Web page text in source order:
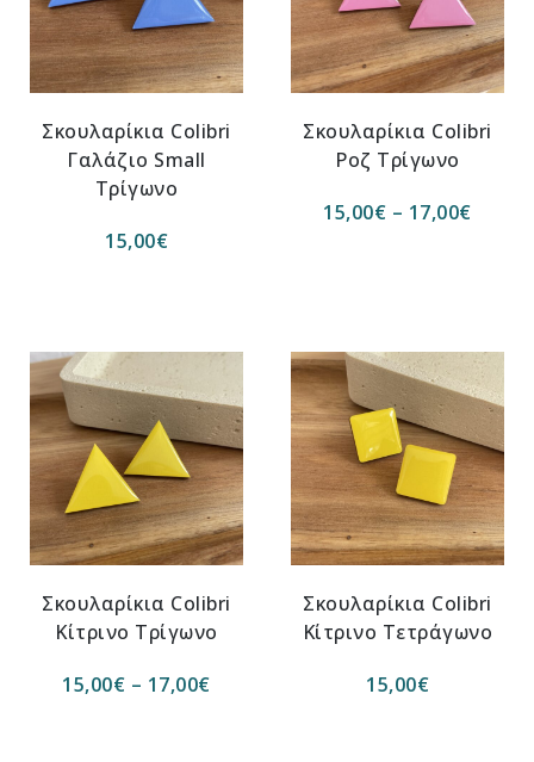
Σκουλαρίκια Colibri
Γαλάζιο Small
Τρίγωνο
15,00€
Σκουλαρίκια Colibri
Ροζ Τρίγωνο
15,00€ – 17,00€
Σκουλαρίκια Colibri
Κίτρινο Τρίγωνο
15,00€ – 17,00€
Σκουλαρίκια Colibri
Κίτρινο Τετράγωνο
15,00€